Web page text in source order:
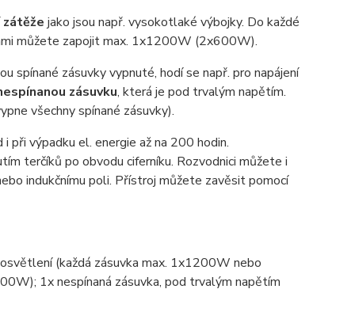
jako jsou např. vysokotlaké výbojky. Do každé
můžete zapojit max. 1x1200W (2x600W).
spínané zásuvky vypnuté, hodí se např. pro napájení
zásuvku, která je pod trvalým napětím.
všechny spínané zásuvky).
i při výpadku el. energie až na 200 hodin.
terčíků po obvodu ciferníku. Rozvodnici můžete i
indukčnímu poli. Přístroj můžete zavěsit pomocí
(každá zásuvka max. 1x1200W nebo
1x nespínaná zásuvka, pod trvalým napětím